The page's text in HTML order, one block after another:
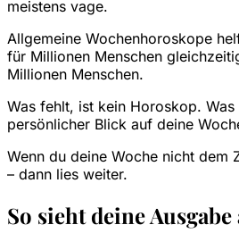
meistens vage.
Allgemeine Wochenhoroskope
für Millionen Menschen
Millionen Menschen.
Was fehlt, ist kein Horoskop.
persönlicher Blick auf deine
Wenn du deine Woche nicht dem
– dann lies weiter.
So sieht deine Ausgabe